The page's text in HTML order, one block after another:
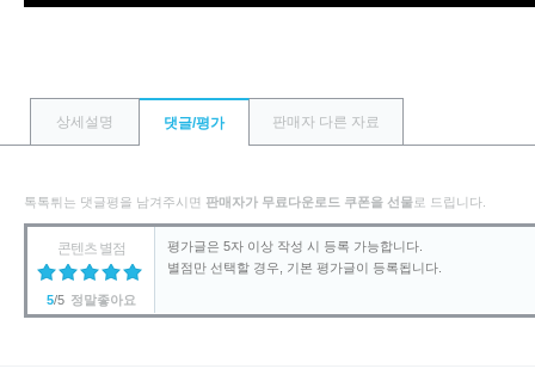
상세설명 댓글/평가 판매자 다른 자료
톡톡튀는 댓글평을 남겨주시면 판매자가 무료다운로드 쿠폰을 선물로 드립니다.
콘텐츠 별점
5/5 정말좋아요